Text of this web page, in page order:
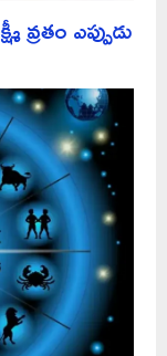
వ్రతం ఎప్పుడు